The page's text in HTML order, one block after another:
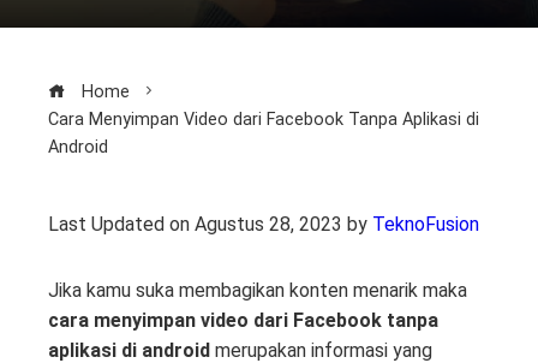
Home
Cara Menyimpan Video dari Facebook Tanpa Aplikasi di
Android
Last Updated on Agustus 28, 2023 by TeknoFusion
Jika kamu suka membagikan konten menarik maka
cara menyimpan video dari Facebook tanpa
aplikasi di android merupakan informasi yang